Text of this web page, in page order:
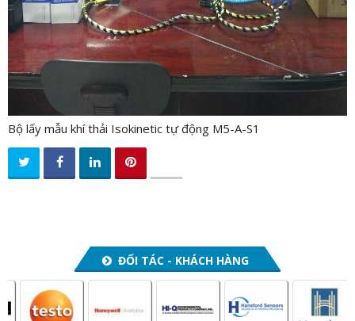
Bộ lấy mẫu khí thải Isokinetic tự động M5-A-S1
ĐỐI TÁC - KHÁCH HÀNG